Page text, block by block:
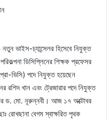
নতুন ভাইস-চ্যান্সেলর হিসেবে নিযুক্ত
ডিসিপ্লিনের শিক্ষক প্রফেসর
ভিসি) পদে নিযুক্ত হয়েছেন
রশিদ খান এবং ট্রেজারার পদে নিযুক্ত
ড. মো. নূরুন্নবী। আজ ১৭ অক্টোবর
রোখছানা বেগম স্বাক্ষরিত পৃথক